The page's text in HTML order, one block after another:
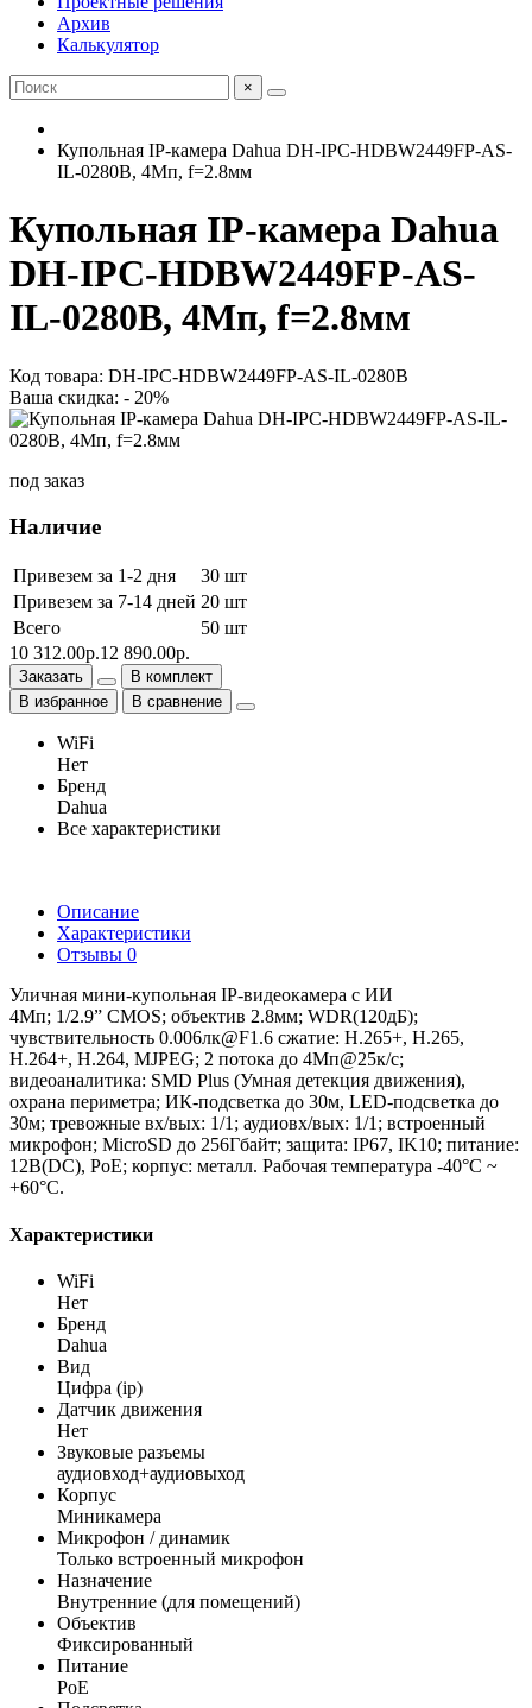
Архив
Калькулятор
×
Купольная IP-камера Dahua DH-IPC-HDBW2449FP-AS-
IL-0280B, 4Мп, f=2.8мм
Купольная IP-камера Dahua
DH-IPC-HDBW2449FP-AS-
IL-0280B, 4Мп, f=2.8мм
Код товара: DH-IPC-HDBW2449FP-AS-IL-0280B
Ваша скидка: - 20%
под заказ
Наличие
Привезем за 1-2 дня
30 шт
Привезем за 7-14 дней 20 шт
Всего
50 шт
10 312.00р.12 890.00р.
Заказать
В комплект
В избранное
В сравнение
WiFi
Нет
Бренд
Dahua
Все характеристики
Описание
Характеристики
Отзывы 0
Уличная мини-купольная IP-видеокамера с ИИ
4Мп; 1/2.9” CMOS; объектив 2.8мм; WDR(120дБ);
чувствительность 0.006лк@F1.6 сжатие: H.265+, H.265,
H.264+, H.264, MJPEG; 2 потока до 4Мп@25к/с;
видеоаналитика: SMD Plus (Умная детекция движения),
охрана периметра; ИК-подсветка до 30м, LED-подсветка до
30м; тревожные вх/вых: 1/1; аудиовх/вых: 1/1; встроенный
микрофон; MicroSD до 256Гбайт; защита: IP67, IK10; питание:
12В(DC), PoE; корпус: металл. Рабочая температура -40°C ~
+60°C.
Характеристики
WiFi
Нет
Бренд
Dahua
Вид
Цифра (ip)
Датчик движения
Нет
Звуковые разъемы
аудиовход+аудиовыход
Корпус
Миникамера
Микрофон / динамик
Только встроенный микрофон
Назначение
Внутренние (для помещений)
Объектив
Фиксированный
Питание
PoE